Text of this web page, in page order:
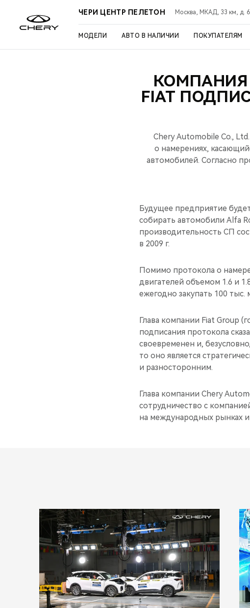
ЧЕРИ ЦЕНТР ПЕЛЕТОН Москва, МКАД, 33 км, д.
МОДЕЛИ АВТО В НАЛИЧИИ ПОКУПАТЕЛЯМ
КОМПАНИЯ
FIAT
Chery Automobile Co.,
о намерениях,
автомобилей. Согласно
Будущее предприятие
собирать автомобили Alfa
производительность СП
в 2009 г.
Помимо протокола о
двигателей объемом 1.6 и
ежегодно закупать 100
Глава компании Fiat Group
подписания протокола
своевременен и,
то оно является
и разносторонним.
Глава компании Chery
сотрудничество с
на международных рынках